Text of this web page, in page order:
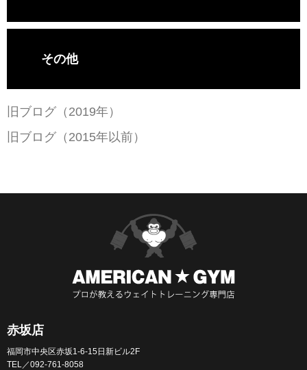
その他
旧ブログ（2019年）
旧ブログ（2015年以前）
赤坂店
福岡市中央区赤坂1-6-15日新ビル2F
TEL／092-761-8058